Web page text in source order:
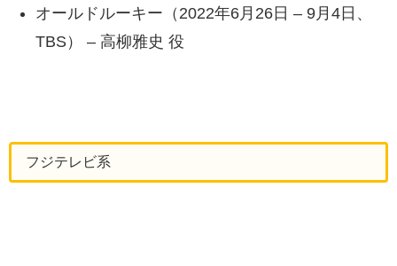
オールドルーキー（2022年6月26日 – 9月4日、
TBS） – 高柳雅史 役
フジテレビ系